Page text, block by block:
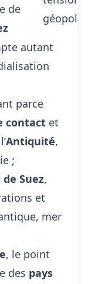
de
autant
parce
contact et
Antiquité,
;
Suez,
et
mer
, le point
des pays